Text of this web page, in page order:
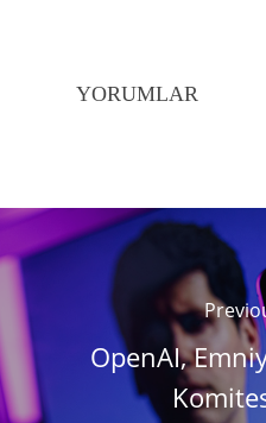
YORUMLAR
OpenAI,